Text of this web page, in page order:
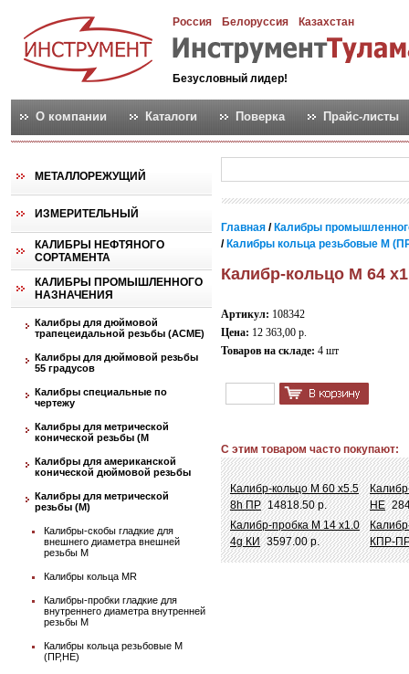
Россия Белоруссия Казахстан
Безусловный лидер!
О компании Каталоги Поверка Прайс-листы
МЕТАЛЛОРЕЖУЩИЙ
ИЗМЕРИТЕЛЬНЫЙ
КАЛИБРЫ НЕФТЯНОГО
СОРТАМЕНТА
КАЛИБРЫ ПРОМЫШЛЕННОГО
НАЗНАЧЕНИЯ
Калибры для дюймовой
трапецеидальной резьбы (АСМЕ)
Калибры для дюймовой резьбы
55 градусов
Калибры специальные по
чертежу
Калибры для метрической
конической резьбы (М
Калибры для американской
конической дюймовой резьбы
Калибры для метрической
резьбы (М)
Калибры-скобы гладкие для
внешнего диаметра внешней
резьбы М
Калибры кольца MR
Калибры-пробки гладкие для
внутреннего диаметра внутренней
резьбы М
Калибры кольца резьбовые М
(ПР,НЕ)
Главная / Калибры
/ Калибры кольца резьбовые М
Калибр-кольцо М 64
Артикул: 108342
Цена: 12 363,00 р.
Товаров на складе: 4 шт
С этим товаром часто покупают:
Калибр-кольцо М 60 х5.5
8h ПР 14818.50 р.
НЕ
Калибр-пробка М 14 х1.0
4g КИ 3597.00 р.
КПР-